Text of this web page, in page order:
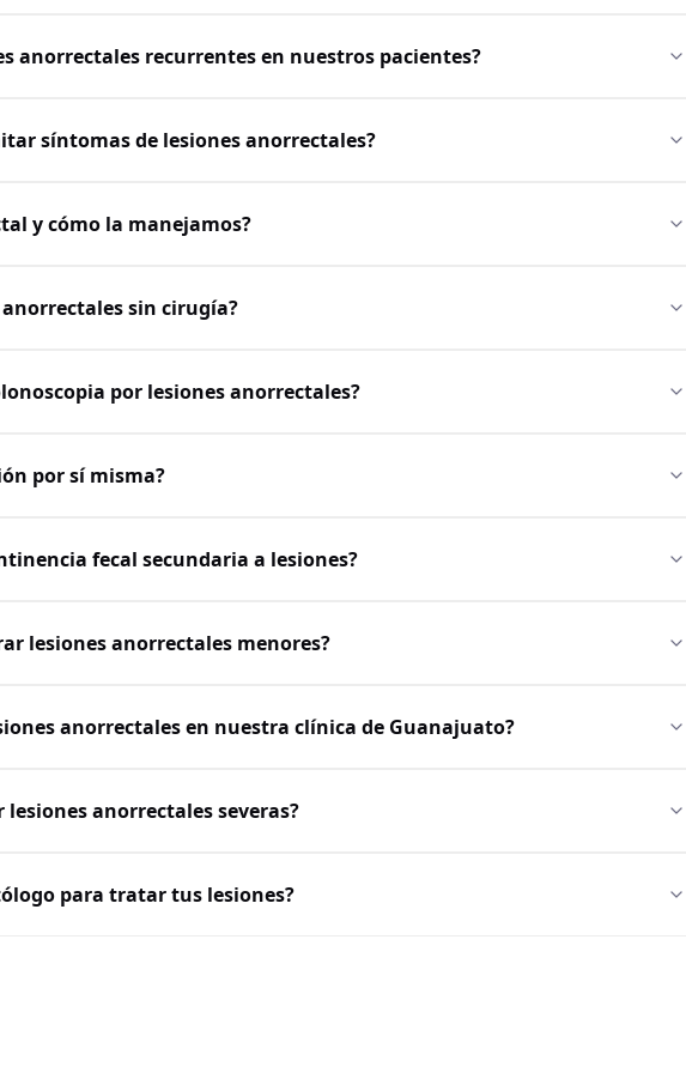
anorrectales recurrentes en nuestros pacientes?
síntomas de lesiones anorrectales?
y cómo la manejamos?
sin cirugía?
por lesiones anorrectales?
por sí misma?
fecal secundaria a lesiones?
lesiones anorrectales menores?
anorrectales en nuestra clínica de Guanajuato?
anorrectales severas?
para tratar tus lesiones?